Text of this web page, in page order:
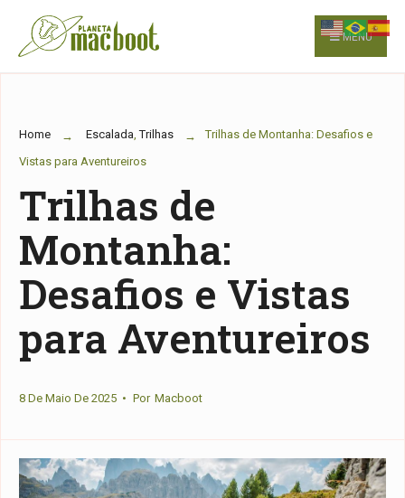
Skip
to
MENU
Home Escalada,Trilhas
Trilhas de Montanha: Desafios e
Vistas para Aventureiros
Trilhas de
Montanha:
Desafios e Vistas
para Aventureiros
8 De Maio De 2025 • Por Macboot